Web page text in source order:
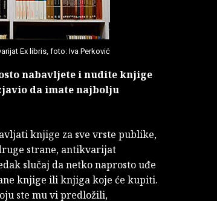
Ex libris, foto: Iva Perković
nabavljete i nudite knjige
da imate najbolju
knjige za sve vrste publike,
strane, antikvarijat
slučaj da netko naprosto uđe
knjige ili knjiga koje će kupiti.
ste mu vi predložili,